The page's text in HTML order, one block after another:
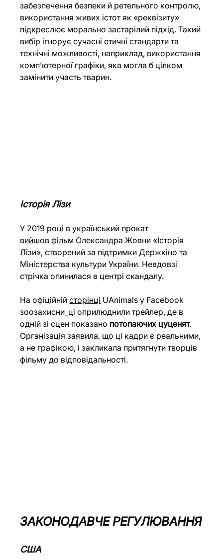
забезпечення безпеки й ретельного контролю,
використання живих істот як «реквізиту»
підкреслює морально застарілий підхід. Такий
вибір ігнорує сучасні етичні стандарти та
технічні можливості, наприклад, використання
комп’ютерної графіки, яка могла б цілком
замінити участь тварин.
Історія Лізи
У 2019 році в український прокат
вийшов фільм Олександра Жовни «Історія
Лізи», створений за підтримки Держкіно та
Міністерства культури України. Невдовзі
стрічка опинилася в центрі скандалу.
На офіційній сторінці UAnimals у Facebook
зоозахисни_ці оприлюднили трейлер, де в
одній зі сцен показано потопаючих цуценят.
Організація заявила, що ці кадри є реальними,
а не графікою, і закликала притягнути творців
фільму до відповідальності.
ЗАКОНОДАВЧЕ РЕГУЛЮВАННЯ
США